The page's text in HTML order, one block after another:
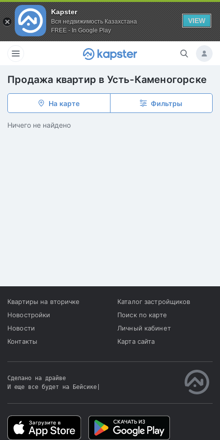
Kapster
Вся недвижимость Казахстана
FREE - In Google Play
VIEW
Продажа квартир в Усть-Каменогорске
На карте Фильтры
Ничего не найдено
Квартиры на вторичке
Новостройки
Новости
Контакты
Каталог застройщиков
Поиск по карте
Личный кабинет
Карта сайта
Сделано на драйве
И еще все будет на Бейсике